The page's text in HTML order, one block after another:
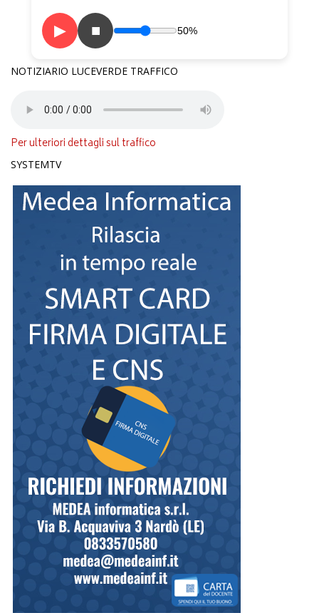
▶ ■ 50%
NOTIZIARIO LUCEVERDE TRAFFICO
Per ulteriori dettagli sul traffico
SYSTEMTV